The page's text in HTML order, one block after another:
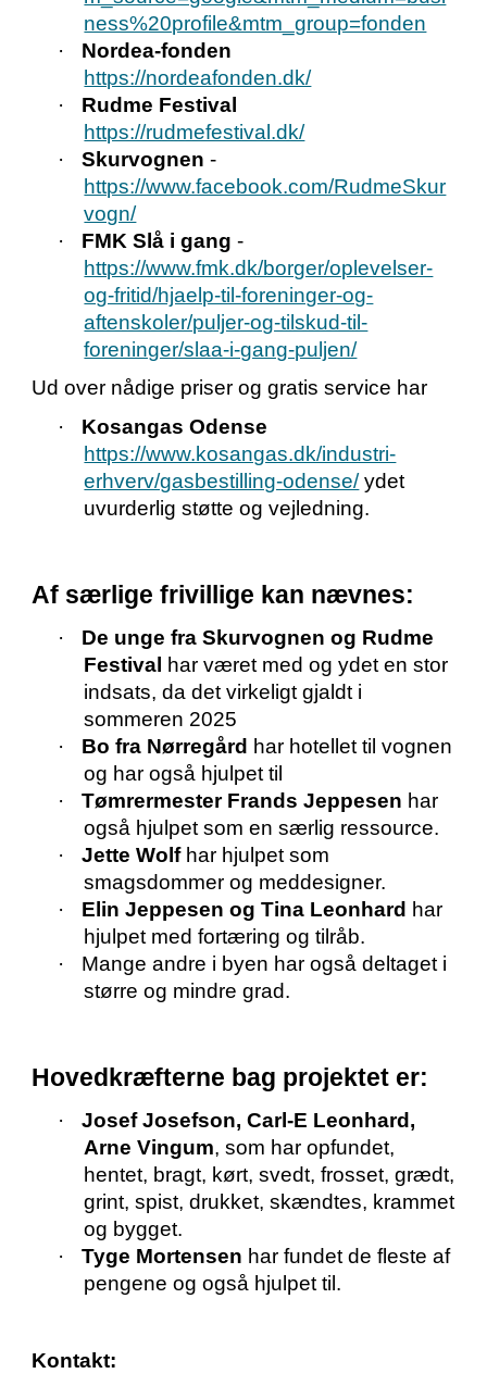
ness%20profile&mtm_group=fonden
·
Nordea-fonden
https://nordeafonden.dk/
·
Rudme Festival
https://rudmefestival.dk/
·
Skurvognen -
https://www.facebook.com/RudmeSkur
vogn/
·
FMK Slå i gang -
https://www.fmk.dk/borger/oplevelser-
og-fritid/hjaelp-til-foreninger-og-
aftenskoler/puljer-og-tilskud-til-
foreninger/slaa-i-gang-puljen/
Ud over nådige priser og gratis service har
·
Kosangas Odense
https://www.kosangas.dk/industri-
erhverv/gasbestilling-odense/ydet
uvurderlig støtte og vejledning.
Af særlige frivillige kan nævnes:
·
De unge fra Skurvognen og Rudme
Festival har været med og ydet en stor
indsats, da det virkeligt gjaldt i
sommeren 2025
·
Bo fra Nørregård har hotellet til vognen
og har også hjulpet til
·
Tømrermester Frands Jeppesen har
også hjulpet som en særlig ressource.
·
Jette Wolfhar hjulpet som
smagsdommer og meddesigner.
·
Elin Jeppesen og Tina Leonhard har
hjulpet med fortæring og tilråb.
·
Mange andre i byen har også deltaget i
større og mindre grad.
Hovedkræfterne bag projektet er:
·
Josef Josefson, Carl-E Leonhard,
Arne Vingum, som har opfundet,
hentet, bragt, kørt, svedt, frosset, grædt,
grint, spist, drukket, skændtes, krammet
og bygget.
·
Tyge Mortensen har fundet de fleste af
pengene og også hjulpet til.
Kontakt: